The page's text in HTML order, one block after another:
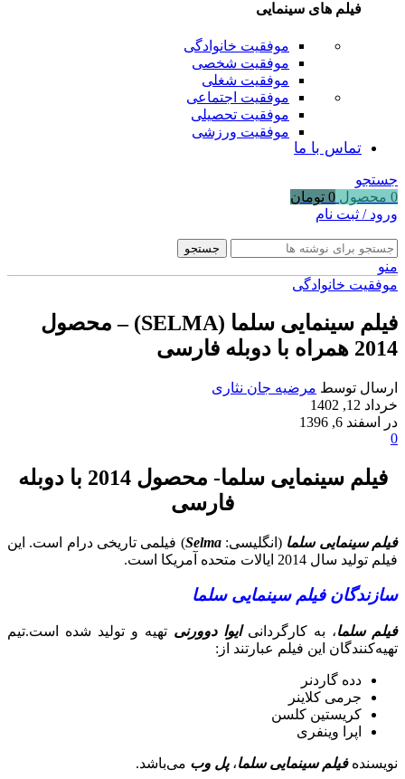
فیلم های سینمایی
موفقیت خانوادگی
موفقیت شخصی
موفقیت شغلی
موفقیت اجتماعی
موفقیت تحصیلی
موفقیت ورزشی
تماس با ما
جستجو
0 محصول 0 تومان
ورود / ثبت نام
جستجو
منو
موفقیت خانوادگی
فیلم سینمایی سلما (SELMA) – محصول
2014 همراه با دوبله فارسی
ارسال توسط مرضیه جان نثاری
خرداد 12, 1402
در اسفند 6, 1396
0
فیلم سینمایی سلما- محصول 2014 با دوبله
فارسی
فیلم سینمایی سلما (انگلیسی:Selma) فیلمی تاریخی درام است. این
فیلم تولید سال 2014 ایالات متحده آمریکا است.
سازندگان فیلم سینمایی سلما
فیلم سلما، به کارگردانیایوا دوورنی تهیه و تولید شده است.تیم
تهیه‌کنندگان این فیلم عبارتند از:
دده گاردنر
جرمی کلاینر
کریستین کلسن
اپرا وینفری
نویسندهفیلم سینمایی سلما،پل وب می‌باشد.